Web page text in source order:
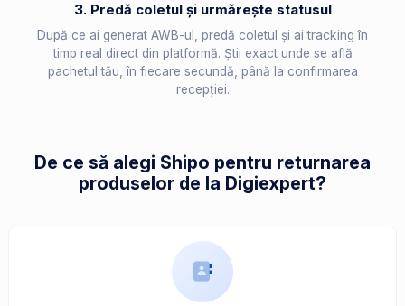
3. Predă coletul și urmărește statusul
După ce ai generat AWB-ul, predă coletul și ai tracking în
timp real direct din platformă. Știi exact unde se află
pachetul tău, în fiecare secundă, până la confirmarea
recepției.
De ce să alegi Shipo pentru returnarea
produselor de la Digiexpert?